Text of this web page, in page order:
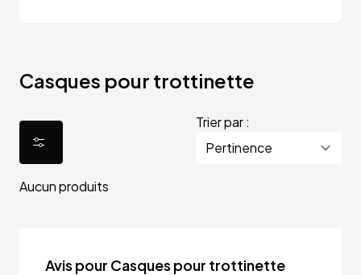
Casques pour trottinette
Trier par :
Aucun produits
Avis pour Casques pour trottinette